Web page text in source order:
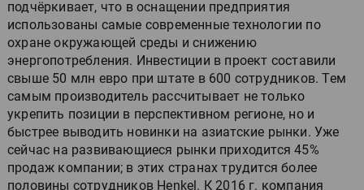
подчёркивает, что в оснащении предприятия
использованы самые современные технологии по
охране окружающей среды и снижению
энергопотребления. Инвестиции в проект составили
свыше 50 млн евро при штате в 600 сотрудников. Тем
самым производитель рассчитывает не только
укрепить позиции в перспективном регионе, но и
быстрее выводить новинки на азиатские рынки. Уже
сейчас на развивающиеся рынки приходится 45%
продаж компании; в этих странах трудится более
половины сотрудников Henkel. К 2016 г. компания